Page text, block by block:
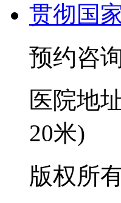
贯彻国
预约咨询
医院地
20米)
版权所